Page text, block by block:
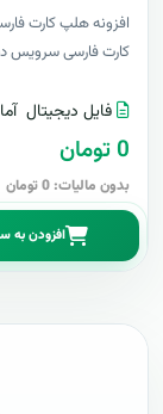
کارت فارسی سرویس
فایل دیجیتال
0 تومان
بدون مالیات: 0 تومان
افزودن به